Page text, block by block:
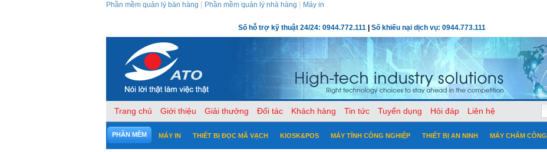
Phần mềm quản lý bán hàng Phần mềm quản lý nhà hàng Máy in
Số hỗ trợ kỹ thuật 24/24: 0944.772.111 Số khiếu nại dịch vụ: 0944.773.111
Trang chủ Giới thiệu Giải thưởng Đối tác Khách hàng Tin tức Tuyển dụng Hỏi đáp Liên hệ
PHẦN MỀM MÁY IN THIẾT BỊ ĐỌC MÃ VẠCH KIOSK&POS MÁY TÍNH CÔNG NGHIỆP THIẾT BỊ AN NINH MÁY CHẤM CÔNG